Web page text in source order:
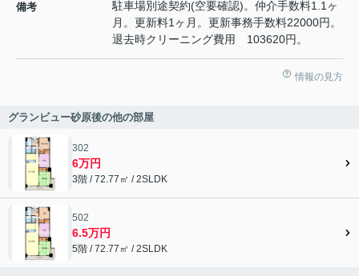
備考
駐車場別途契約(空要確認)。仲介手数料1.1ヶ
月。更新料1ヶ月。更新事務手数料22000円。
退去時クリーニング費用 103620円。
情報の見方
グランビュー砂原後の他の部屋
302
6万円
3階 / 72.77㎡ / 2SLDK
502
6.5万円
5階 / 72.77㎡ / 2SLDK